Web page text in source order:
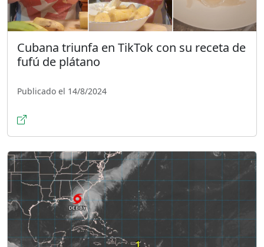
Cubana triunfa en TikTok con su receta de
fufú de plátano
Publicado el 14/8/2024